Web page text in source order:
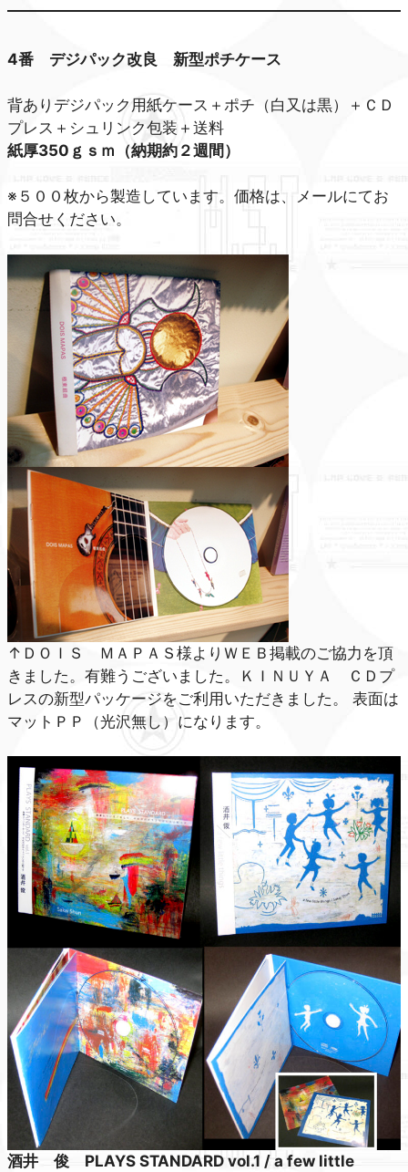
4番 デジパック改良 新型ポチケース
背ありデジパック用紙ケース＋ポチ（白又は黒）＋ＣＤ
プレス＋シュリンク包装＋送料
紙厚350ｇｓｍ（納期約２週間）
※５００枚から製造しています。価格は、メールにてお
問合せください。
↑ＤＯＩＳ ＭＡＰＡＳ様よりＷＥＢ掲載のご協力を頂
きました。有難うございました。ＫＩＮＵＹＡ ＣＤプ
レスの新型パッケージをご利用いただきました。 表面は
マットＰＰ（光沢無し）になります。
酒井 俊 PLAYS STANDARD vol.1 / a few little